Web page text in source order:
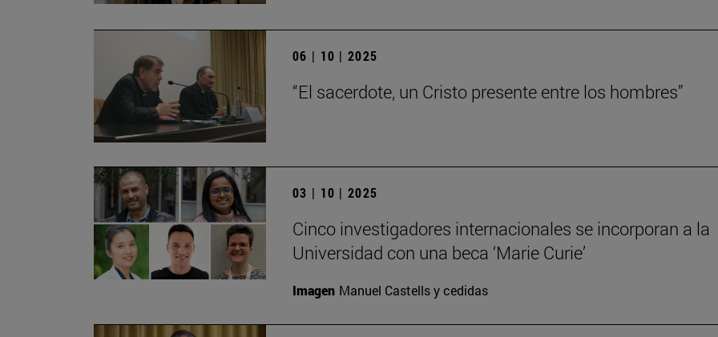
06 | 10 | 2025
“El sacerdote, un Cristo presente entre los hombres”
03 | 10 | 2025
Cinco investigadores internacionales se incorporan a la
Universidad con una beca ‘Marie Curie’
Imagen Manuel Castells y cedidas